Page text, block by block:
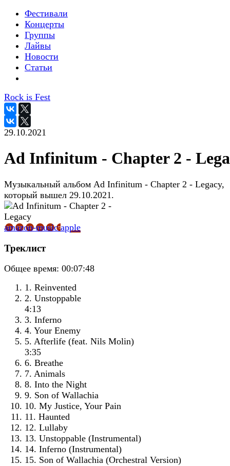
Фестивали
Концерты
Группы
Лайвы
Новости
Статьи
Rock is Fest
29.10.2021
Ad Infinitum - Chapter 2 -
Музыкальный альбом Ad Infinitum - Chapter 2 - Legacy,
который вышел 29.10.2021.
amazon-musicapple
Треклист
Общее время: 00:07:48
1. Reinvented
2. Unstoppable
4:13
3. Inferno
4. Your Enemy
5. Afterlife (feat. Nils Molin)
3:35
6. Breathe
7. Animals
8. Into the Night
9. Son of Wallachia
10. My Justice, Your Pain
11. Haunted
12. Lullaby
13. Unstoppable (Instrumental)
14. Inferno (Instrumental)
15. Son of Wallachia (Orchestral Version)